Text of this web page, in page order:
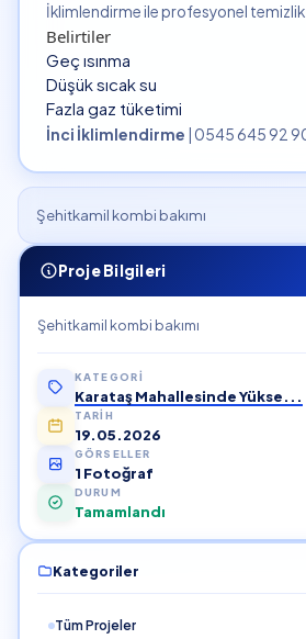
İklimlendirme ile profesyonel temizlik
Belirtiler
Geç ısınma
Düşük sıcak su
Fazla gaz tüketimi
İnci İklimlendirme | 0545 645 92
Şehitkamil kombi bakımı
Proje Bilgileri
Şehitkamil kombi bakımı
KATEGORI
Karataş Mahallesinde Yükse...
TARIH
19.05.2026
GÖRSELLER
1 Fotoğraf
DURUM
Tamamlandı
Kategoriler
Tüm Projeler